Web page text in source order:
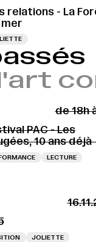
relations - La
de 18h
PAC - Les
10 ans déjà
LECTURE
JOLIETTE